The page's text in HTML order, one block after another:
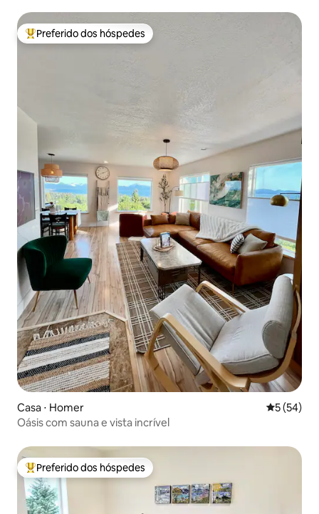
Entre os melhores preferidos dos hóspedes
Preferido dos hóspedes
Casa ⋅ Homer 5 de uma
5 (54)
Oásis com sauna e vista incrível
Entre os melhores preferidos dos hóspedes
Preferido dos hóspedes